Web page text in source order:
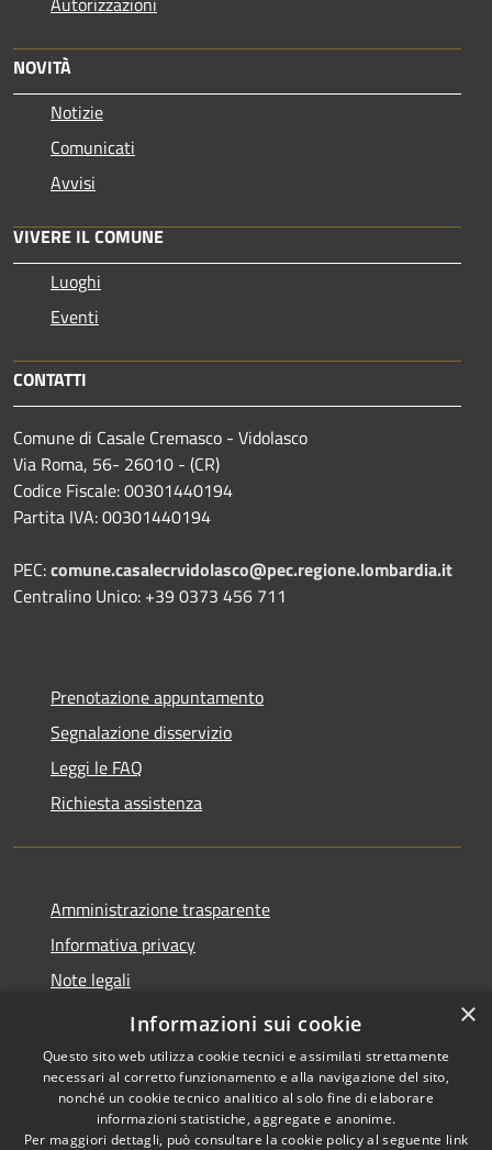
NOVITÀ
Notizie
Comunicati
Avvisi
VIVERE IL COMUNE
Luoghi
Eventi
CONTATTI
Comune di Casale Cremasco - Vidolasco
Via Roma, 56- 26010 - (CR)
Codice Fiscale: 00301440194
Partita IVA: 00301440194
PEC:comune.casalecrvidolasco@pec.regione.lombardia.it
Centralino Unico: +39 0373 456 711
Prenotazione appuntamento
Segnalazione disservizio
Leggi le FAQ
Richiesta assistenza
Amministrazione trasparente
Informativa privacy
Note legali
Dichiarazione di accessibilità
Copyright © 2026 • Comune di
×
Informazioni sui cookie
Questo sito web utilizza cookie tecnici e assimilati strettamente
necessari al corretto funzionamento e alla navigazione del sito,
nonché un cookie tecnico analitico al solo fine di elaborare
informazioni statistiche, aggregate e anonime.
Per maggiori dettagli, può consultare la cookie policy al seguente link